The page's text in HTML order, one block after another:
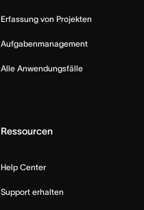
Erfassung von Projekten
Aufgabenmanagement
Alle Anwendungsfälle
Ressourcen
Help Center
Support erhalten